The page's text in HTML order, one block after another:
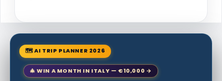
🗺 AI TRIP PLANNER 2026
🎄 WIN A MONTH IN ITALY — €10,000 →